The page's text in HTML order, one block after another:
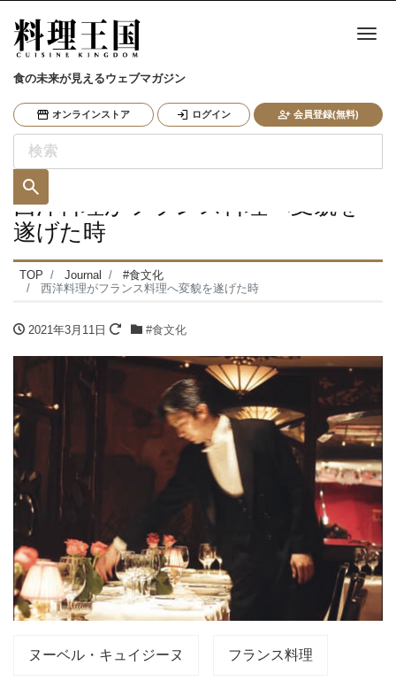
食の未来が見えるウェブマガジン
オンラインストア ログイン 会員登録(無料)
ナ
西洋料理がフランス料理へ変貌を
遂げた時
TOP Journal
#食文化
西洋料理がフランス料理へ変貌を遂げた時
2021年3月11日 #食文化
ヌーベル・キュイジーヌ フランス料理